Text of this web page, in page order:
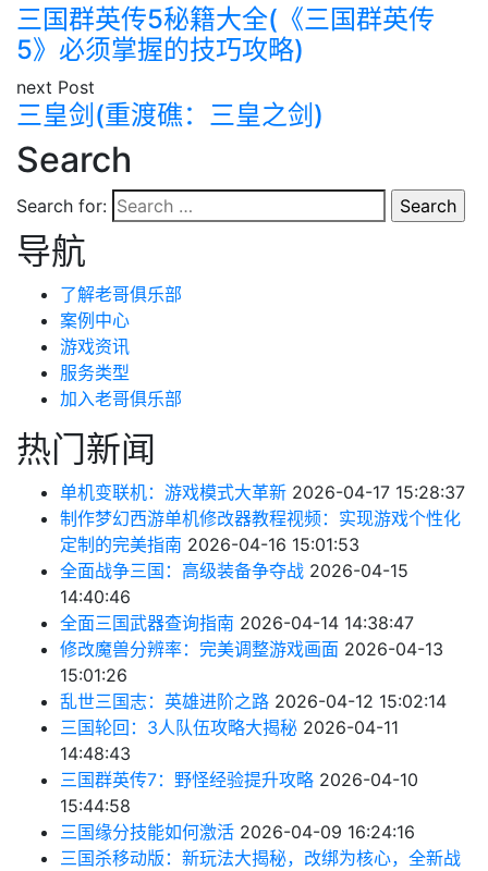
三国群英传5秘籍大全(《三国群英传
5》必须掌握的技巧攻略)
next Post
三皇剑(重渡礁：三皇之剑)
Search
Search for:
导航
了解老哥俱乐部
案例中心
游戏资讯
服务类型
加入老哥俱乐部
热门新闻
单机变联机：游戏模式大革新 2026-04-17 15:28:37
制作梦幻西游单机修改器教程视频：实现游戏个性化
定制的完美指南 2026-04-16 15:01:53
全面战争三国：高级装备争夺战 2026-04-15
14:40:46
全面三国武器查询指南 2026-04-14 14:38:47
修改魔兽分辨率：完美调整游戏画面 2026-04-13
15:01:26
乱世三国志：英雄进阶之路 2026-04-12 15:02:14
三国轮回：3人队伍攻略大揭秘 2026-04-11
14:48:43
三国群英传7：野怪经验提升攻略 2026-04-10
15:44:58
三国缘分技能如何激活 2026-04-09 16:24:16
三国杀移动版：新玩法大揭秘，改绑为核心，全新战